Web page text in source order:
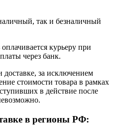
так и безналичный
курьеру при
через банк.
за исключением
стоимости товара в рамках
в действие после
в регионы РФ: